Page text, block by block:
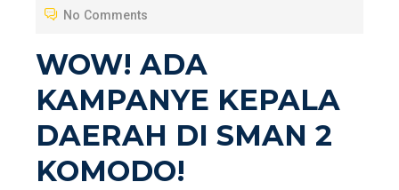
E
O
N
No Comments
WOW! ADA
KAMPANYE KEPALA
DAERAH DI SMAN 2
KOMODO!